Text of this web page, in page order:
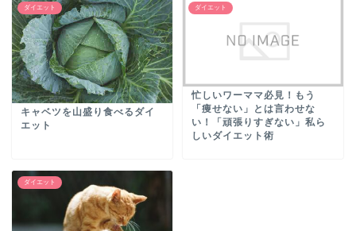
ダイエット
キャベツを山盛り食べるダイ
エット
ダイエット
忙しいワーママ必見！もう
「痩せない」とは言わせな
い！「頑張りすぎない」私ら
しいダイエット術
ダイエット